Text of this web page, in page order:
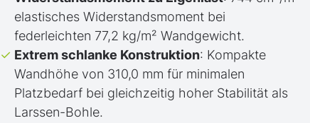
elastisches Widerstandsmoment bei
federleichten 77,2 kg/m² Wandgewicht.
Extrem schlanke Konstruktion: Kompakte
Wandhöhe von 310,0 mm für minimalen
Platzbedarf bei gleichzeitig hoher Stabilität als
Larssen-Bohle.